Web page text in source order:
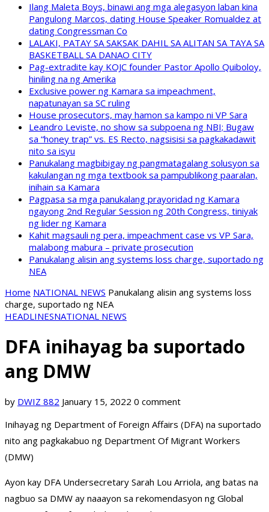
Ilang Maleta Boys, binawi ang mga alegasyon laban kina
Pangulong Marcos, dating House Speaker Romualdez at
dating Congressman Co
LALAKI, PATAY SA SAKSAK DAHIL SA ALITAN SA TAYA SA
BASKETBALL SA DANAO CITY
Pag-extradite kay KOJC founder Pastor Apollo Quiboloy,
hiniling na ng Amerika
Exclusive power ng Kamara sa impeachment,
napatunayan sa SC ruling
House prosecutors, may hamon sa kampo ni VP Sara
Leandro Leviste, no show sa subpoena ng NBI; Bugaw
sa “honey trap” vs. ES Recto, nagsisisi sa pagkakadawit
nito sa isyu
Panukalang magbibigay ng pangmatagalang solusyon sa
kakulangan ng mga textbook sa pampublikong paaralan,
inihain sa Kamara
Pagpasa sa mga panukalang prayoridad ng Kamara
ngayong 2nd Regular Session ng 20th Congress, tiniyak
ng lider ng Kamara
Kahit magsauli ng pera, impeachment case vs VP Sara,
malabong mabura – private prosecution
Panukalang alisin ang systems loss charge, suportado ng
NEA
Home NATIONAL NEWS Panukalang alisin ang systems loss
charge, suportado ng NEA
HEADLINESNATIONAL NEWS
DFA inihayag ba suportado
ang DMW
by DWIZ 882 January 15, 2022 0 comment
Inihayag ng Department of Foreign Affairs (DFA) na suportado
nito ang pagkakabuo ng Department Of Migrant Workers
(DMW)
Ayon kay DFA Undersecretary Sarah Lou Arriola, ang batas na
nagbuo sa DMW ay naaayon sa rekomendasyon ng Global